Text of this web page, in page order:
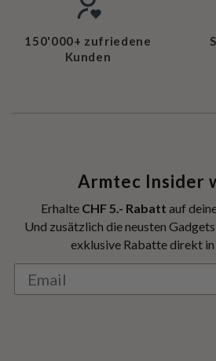
150'000+ zufriedene
Kunden
Armtec Insider
Erhalte CHF 5.- Rabatt auf
Und zusätzlich die neusten
exklusive Rabatte direkt